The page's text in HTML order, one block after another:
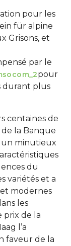
pour les
für alpine
Grisons, et
par le
pour
durant plus
centaines de
la Banque
un minutieux
du
variétés et a
modernes
les
prix de la
l’a
faveur de la